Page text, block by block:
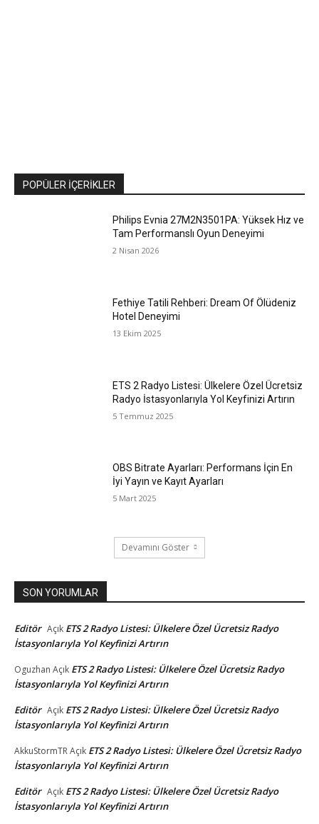
POPÜLER İÇERIKLER
Philips Evnia 27M2N3501PA: Yüksek Hız ve
Tam Performanslı Oyun Deneyimi
2 Nisan 2026
Fethiye Tatili Rehberi: Dream Of Ölüdeniz
Hotel Deneyimi
13 Ekim 2025
ETS 2 Radyo Listesi: Ülkelere Özel Ücretsiz
Radyo İstasyonlarıyla Yol Keyfinizi Artırın
5 Temmuz 2025
OBS Bitrate Ayarları: Performans İçin En
İyi Yayın ve Kayıt Ayarları
5 Mart 2025
Devamını Göster
SON YORUMLAR
Editör Açık ETS 2 Radyo Listesi: Ülkelere Özel Ücretsiz Radyo
İstasyonlarıyla Yol Keyfinizi Artırın
Oguzhan Açık ETS 2 Radyo Listesi: Ülkelere Özel Ücretsiz Radyo
İstasyonlarıyla Yol Keyfinizi Artırın
Editör Açık ETS 2 Radyo Listesi: Ülkelere Özel Ücretsiz Radyo
İstasyonlarıyla Yol Keyfinizi Artırın
AkkuStormTRAçık ETS 2 Radyo Listesi: Ülkelere Özel Ücretsiz Radyo
İstasyonlarıyla Yol Keyfinizi Artırın
Editör Açık ETS 2 Radyo Listesi: Ülkelere Özel Ücretsiz Radyo
İstasyonlarıyla Yol Keyfinizi Artırın